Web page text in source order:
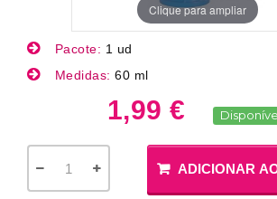
Clique para ampliar
Pacote: 1 ud
Medidas: 60 ml
1,99 €
ADICIONAR